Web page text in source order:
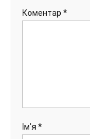
Коментар *
Ім'я *